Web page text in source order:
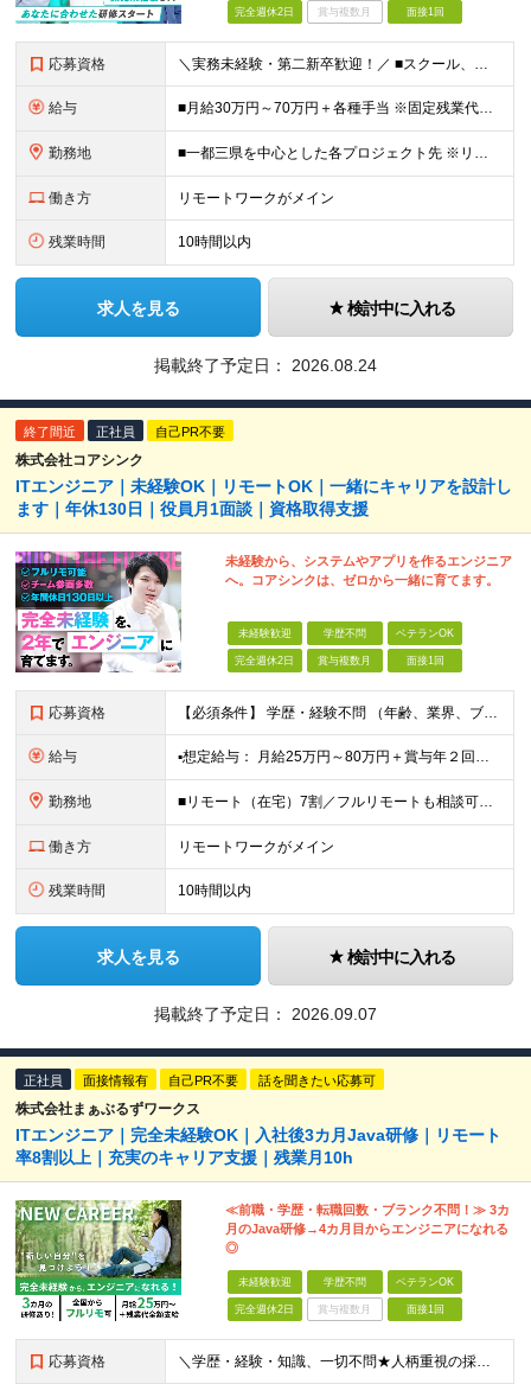
完全週休2日 賞与複数月 面接1回
応募資格 ＼実務未経験・第二新卒歓迎！／ ■スクール、職業訓練、独学などでITに関する一定の知識・スキル （ある程度コードが書けるレベル）をお持ちの方 ※学歴不問 ※35歳以下の方（長期キャリア形成のため）
給与 ■月給30万円～70万円＋各種手当 ※固定残業代：30時間分／56,250円～ ※試用期間なし ★未経験からのチャレンジでも、 これまでの社会人経験や対人スキル、学習状況をしっかり評価します。
勤務地 ■一都三県を中心とした各プロジェクト先 ※リモートワーク率は約70％。週2～3日のハイブリッド勤務が中心です。 ハイブリッド：約50％（出社＋リモート） フルリモート：約20％ 【東京オフィス】
働き方 リモートワークがメイン
残業時間 10時間以内
求人を見る 検討中に入れる
掲載終了予定日： 2026.08.24
終了間近 正社員 自己PR不要
株式会社コアシンク
ITエンジニア｜未経験OK｜リモートOK｜一緒にキャリアを設計し
ます｜年休130日｜役員月1面談｜資格取得支援
未経験から、システムやアプリを作るエンジニア
へ。コアシンクは、ゼロから一緒に育てます。
未経験歓迎 学歴不問 ベテランOK
完全週休2日 賞与複数月 面接1回
応募資格 【必須条件】 学歴・経験不問 （年齢、業界、ブランクの有無は問いません） 【こんな思いの方を、特に歓迎します】 「IT業界に憧れているけど、自分にもできるのか不安」 「異業種から転職して、新しいキ
給与 ▪️想定給与： 月給25万円～80万円＋賞与年２回＋各種手当 ★前職の給与額は保証します！ 【手当一覧】 ■住宅手当 ■交通費 ■時間外手当 ■引越し手当（規程あり） ※月給は経験・スキルを考慮
勤務地 ■リモート（在宅）7割／フルリモートも相談可能 ■一都三県を中心に各地のプロジェクト先 ※プロジェクトは本人の希望を最大限考慮し相談のうえで決定 ※転居を伴う転勤なし 【本社】 東京都千代田区外神田
働き方 リモートワークがメイン
残業時間 10時間以内
求人を見る 検討中に入れる
掲載終了予定日： 2026.09.07
正社員 面接情報有 自己PR不要 話を聞きたい応募可
株式会社まぁぶるずワークス
ITエンジニア｜完全未経験OK｜入社後3カ月Java研修｜リモート
率8割以上｜充実のキャリア支援｜残業月10h
≪前職・学歴・転職回数・ブランク不問！≫ 3カ
月のJava研修→4カ月目からエンジニアになれる
◎
未経験歓迎 学歴不問 ベテランOK
完全週休2日 賞与複数月 面接1回
応募資格 ＼学歴・経験・知識、一切不問★人柄重視の採用です！／ 「手に職をつけて、長く安定した働き方がしたい」 そんな方がゼロからスタートし、 成長して目標を実現するためのサポートをします！ ■学歴不問